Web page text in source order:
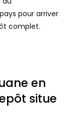
pour arriver
complet.
en
situe